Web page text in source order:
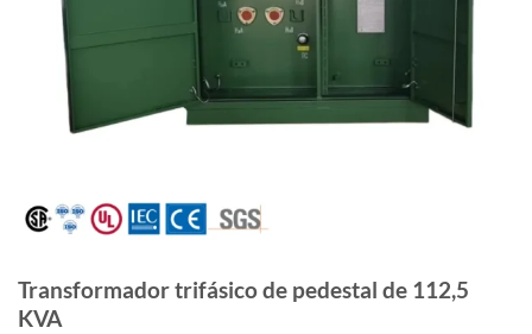
Transformador trifásico de pedestal de 112,5
KVA